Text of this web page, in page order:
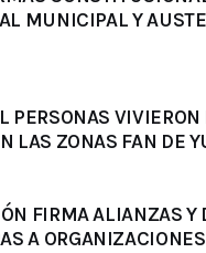
MUNICIPAL Y
PERSONAS VIVIERON
LAS ZONAS FAN DE
FIRMA ALIANZAS Y
A